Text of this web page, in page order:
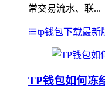
常交易流水、联...
tp钱包下载最新
TP钱包如何冻